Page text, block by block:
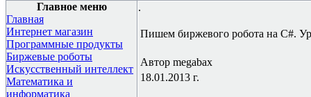
Главное меню
Главная
Интернет магазин
Программные продукты
Биржевые роботы
Искусственный интеллект
Математика и
информатика
.
Пишем биржевого робота на C#.
Автор megabax
18.01.2013 г.